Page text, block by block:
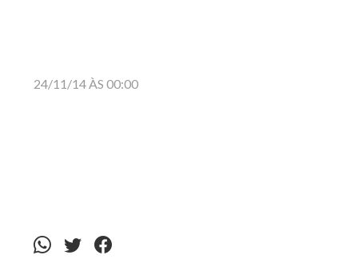
24/11/14 ÀS 00:00